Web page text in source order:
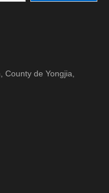
County de Yongjia,